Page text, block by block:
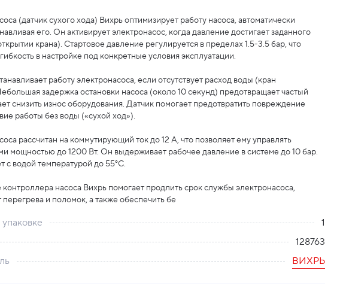
(датчик сухого хода) Вихрь оптимизирует работу насоса, автоматически
его. Он активирует электронасос, когда давление достигает заданного
крана). Стартовое давление регулируется в пределах 1.5-3.5 бар, что
в настройке под конкретные условия эксплуатации.
работу электронасоса, если отсутствует расход воды (кран
задержка остановки насоса (около 10 секунд) предотвращает частый
снизить износ оборудования. Датчик помогает предотвратить повреждение
работы без воды («сухой ход»).
рассчитан на коммутирующий ток до 12 А, что позволяет ему управлять
мощностью до 1200 Вт. Он выдерживает рабочее давление в системе до 10 бар.
с водой температурой до 55°С.
насоса Вихрь помогает продлить срок службы электронасоса,
перегрева и поломок, а также обеспечить бе
1
128763
ВИХРЬ